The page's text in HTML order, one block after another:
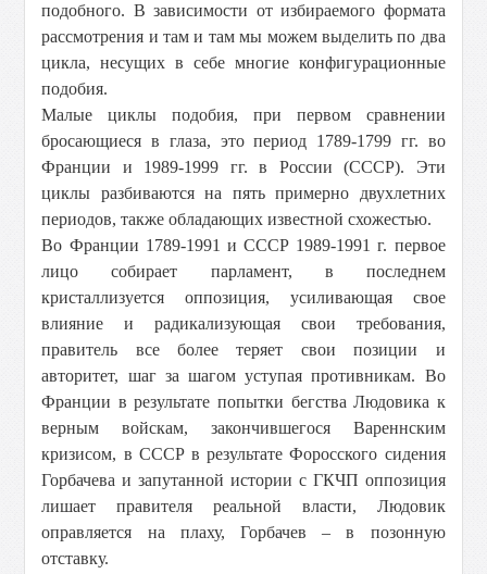
подобного. В зависимости от избираемого формата
рассмотрения и там и там мы можем выделить по два
цикла, несущих в себе многие конфигурационные
подобия.
Малые циклы подобия, при первом сравнении
бросающиеся в глаза, это период 1789-1799 гг. во
Франции и 1989-1999 гг. в России (СССР). Эти
циклы разбиваются на пять примерно двухлетних
периодов, также обладающих известной схожестью.
Во Франции 1789-1991 и СССР 1989-1991 г. первое
лицо собирает парламент, в последнем
кристаллизуется оппозиция, усиливающая свое
влияние и радикализующая свои требования,
правитель все более теряет свои позиции и
авторитет, шаг за шагом уступая противникам. Во
Франции в результате попытки бегства Людовика к
верным войскам, закончившегося Вареннским
кризисом, в СССР в результате Форосского сидения
Горбачева и запутанной истории с ГКЧП оппозиция
лишает правителя реальной власти, Людовик
оправляется на плаху, Горбачев – в позонную
отставку.